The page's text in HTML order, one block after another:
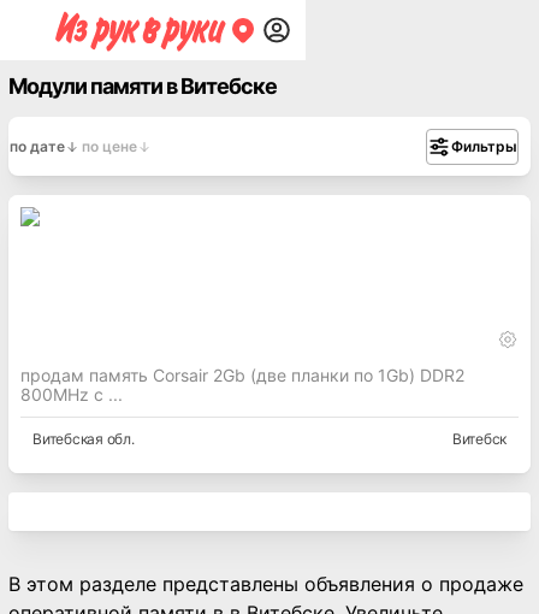
Модули памяти в Витебске
по дате по цене Фильтры
продам память Corsair 2Gb (две планки по 1Gb) DDR2
800MHz с ...
Витебская обл. Витебск
В этом разделе представлены объявления о продаже